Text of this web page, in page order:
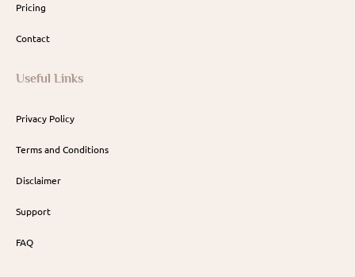
Pricing
Contact
Useful Links
Privacy Policy
Terms and Conditions
Disclaimer
Support
FAQ